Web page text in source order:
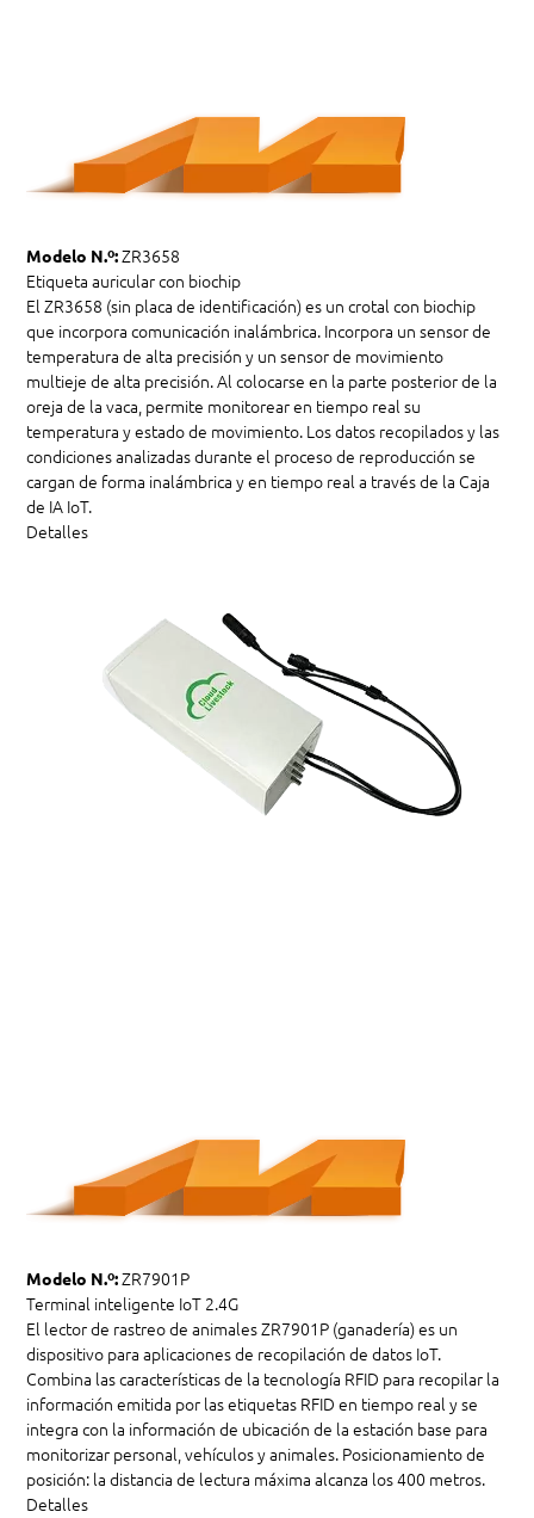
Modelo N.º:ZR3658
Etiqueta auricular con biochip
El ZR3658 (sin placa de identificación) es un crotal con biochip
que incorpora comunicación inalámbrica. Incorpora un sensor de
temperatura de alta precisión y un sensor de movimiento
multieje de alta precisión. Al colocarse en la parte posterior de la
oreja de la vaca, permite monitorear en tiempo real su
temperatura y estado de movimiento. Los datos recopilados y las
condiciones analizadas durante el proceso de reproducción se
cargan de forma inalámbrica y en tiempo real a través de la Caja
de IA IoT.
Detalles
Modelo N.º:ZR7901P
Terminal inteligente IoT 2.4G
El lector de rastreo de animales ZR7901P (ganadería) es un
dispositivo para aplicaciones de recopilación de datos IoT.
Combina las características de la tecnología RFID para recopilar la
información emitida por las etiquetas RFID en tiempo real y se
integra con la información de ubicación de la estación base para
monitorizar personal, vehículos y animales. Posicionamiento de
posición: la distancia de lectura máxima alcanza los 400 metros.
Detalles